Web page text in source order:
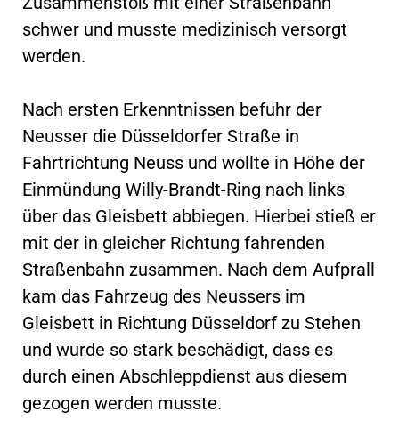
schwer und musste medizinisch versorgt
werden.
Nach ersten Erkenntnissen befuhr der
Neusser die Düsseldorfer Straße in
Fahrtrichtung Neuss und wollte in Höhe der
Einmündung Willy-Brandt-Ring nach links
über das Gleisbett abbiegen. Hierbei stieß er
mit der in gleicher Richtung fahrenden
Straßenbahn zusammen. Nach dem Aufprall
kam das Fahrzeug des Neussers im
Gleisbett in Richtung Düsseldorf zu Stehen
und wurde so stark beschädigt, dass es
durch einen Abschleppdienst aus diesem
gezogen werden musste.